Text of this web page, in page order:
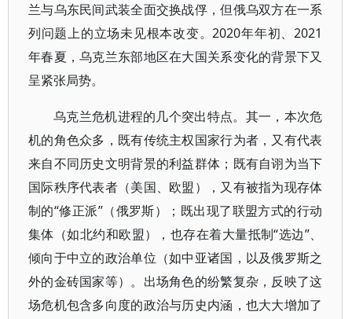
兰与乌东民间武装全面交换战俘，但俄乌双方在一系
列问题上的立场未见根本改变。2020年年初、2021
年春夏，乌克兰东部地区在大国关系变化的背景下又
呈紧张局势。
乌克兰危机进程的几个突出特点。其一，本次危
机的角色众多，既有传统主权国家行为者，又有代表
来自不同历史文明背景的利益群体；既有自诩为当下
国际秩序代表者（美国、欧盟），又有被指为现存体
制的“修正派”（俄罗斯）；既出现了联盟方式的行动
集体（如北约和欧盟），也存在着大量抵制“选边”、
倾向于中立的政治单位（如中亚诸国，以及俄罗斯之
外的金砖国家等）。出场角色的纷繁复杂，反映了这
场危机包含多向度的政治与历史内涵，也大大增加了